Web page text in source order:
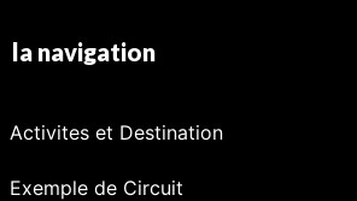
la navigation
Activites et Destination
Exemple de Circuit